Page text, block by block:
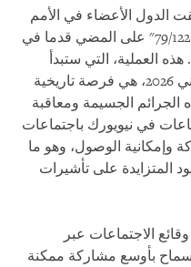
كانون الأول 2024، اتفقت الدول الأعضاء في الأمم
المتحدة في "قرار الجمعية العامة 79/122" على المضي قدما في
العملية، التي ستبدأ
بلجنة تحضيرية في يناير/كانون الثاني 2026، هي فرصة تاريخية
الجرائم الجسيمة ومعاقبة
في نيويورك باجتماعات
وإمكانية الوصول، وهو ما
المتزايدة على تأشيرات
الاجتماعات عبر
بأوسع مشاركة ممكنة